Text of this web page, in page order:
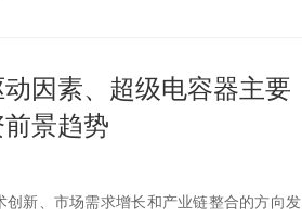
因素、超级电容器主要
景趋势
新、市场需求增长和产业链整合的方向发